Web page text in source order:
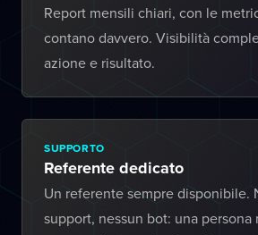
Report mensili chiari, con le
contano davvero. Visibilità
azione e risultato.
SUPPORTO
Referente dedicato
Un referente sempre disponibile.
support, nessun bot: una persona